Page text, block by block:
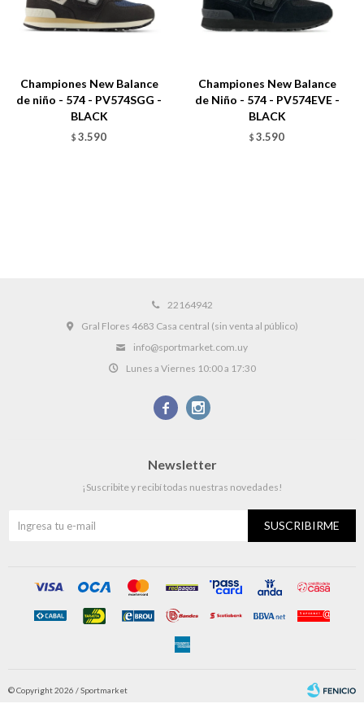
Championes New Balance
de niño - 574 - PV574SGG -
BLACK
$ 3.590
Championes New Balance
de Niño - 574 - PV574EVE -
BLACK
$ 3.590
22164942
Gral Flores 4683 Casa central (sin venta al público)
info@sportmarket.com.uy
Lunes a Viernes 10:00 a 17:30
 
Newsletter
¡Suscribite y recibí todas nuestras novedades!
SUSCRIBIRME
© Copyright 2026 / Sportmarket